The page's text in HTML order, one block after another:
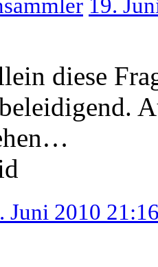
19.
diese
Juni 2010